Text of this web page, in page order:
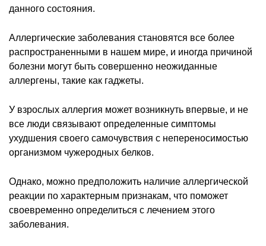
данного состояния.
Аллергические заболевания становятся все более
распространенными в нашем мире, и иногда причиной
болезни могут быть совершенно неожиданные
аллергены, такие как гаджеты.
У взрослых аллергия может возникнуть впервые, и не
все люди связывают определенные симптомы
ухудшения своего самочувствия с непереносимостью
организмом чужеродных белков.
Однако, можно предположить наличие аллергической
реакции по характерным признакам, что поможет
своевременно определиться с лечением этого
заболевания.